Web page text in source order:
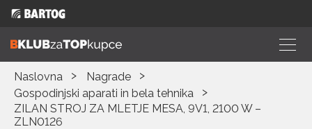
Naslovna
Nagrade
Gospodinjski aparati in bela tehnika
ZILAN STROJ ZA MLETJE MESA, 9V1, 2100 W –
ZLN0126